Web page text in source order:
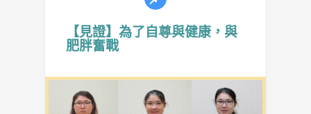
【見證】為了自尊與健康，與
肥胖奮戰